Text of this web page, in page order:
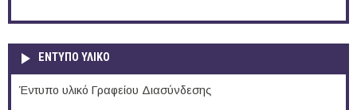
ΕΝΤΥΠΟ ΥΛΙΚΟ
Έντυπο υλικό Γραφείου Διασύνδεσης